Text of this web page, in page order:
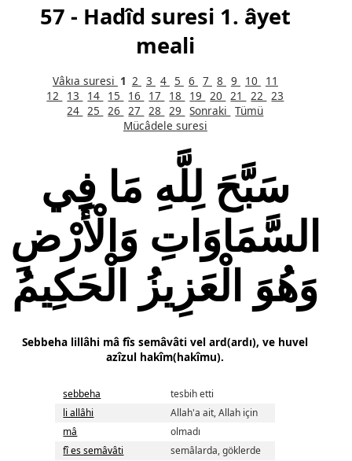
57 - Hadîd suresi 1. âyet
meali
Vâkıa suresi 1 2 3 4 5 6 7 8 9 10
11
12
13 14 15 16 17 18 19 20 21 22
23
24 25 26 27 28 29 Sonraki
Tümü
Mücâdele suresi
سَبَّحَ لِلَّهِ مَا فِي
السَّمَاوَاتِ وَالْأَرْضِ
وَهُوَ الْعَزِيزُ الْحَكِيمُ
Sebbeha lillâhi mâ fîs semâvâti vel ard(ardı), ve huvel
azîzul hakîm(hakîmu).
sebbeha
tesbih etti
li allâhi
Allah'a ait, Allah için
mâ
olmadı
fî es semâvâti
semâlarda, göklerde